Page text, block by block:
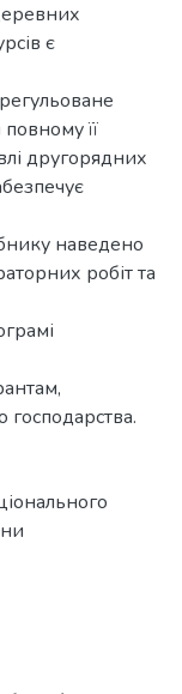
є
її
другорядних
наведено
робіт та
господарства.